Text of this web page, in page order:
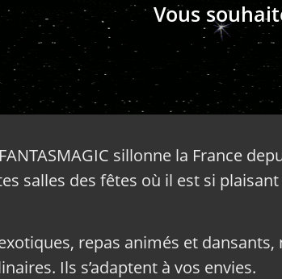
Vous
sillonne la France
salles des fêtes où il est si
repas animés et dansants,
Ils s’adaptent à vos envies.